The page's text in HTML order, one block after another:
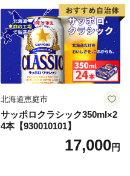
口 送料無料 カメイ 本宮市
【07214-0206】
北海道恵庭市
サッポロクラシック350ml×2
4本【930010101】
17,000円